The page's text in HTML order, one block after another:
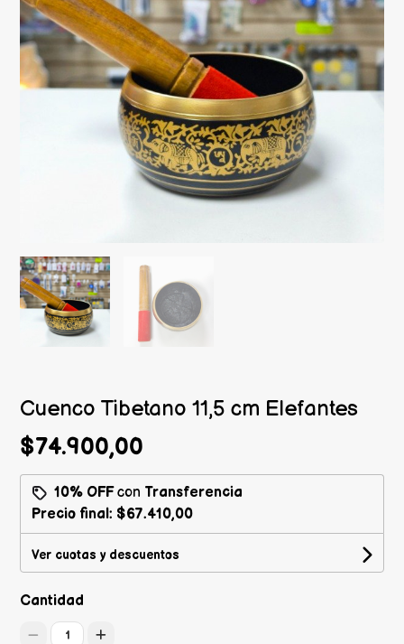
Cuenco Tibetano 11,5 cm Elefantes
$74.900,00
10% OFFcon Transferencia
Precio final: $67.410,00
Ver cuotas y descuentos
Cantidad
1